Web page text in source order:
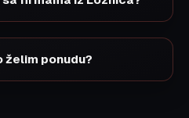
želim ponudu?